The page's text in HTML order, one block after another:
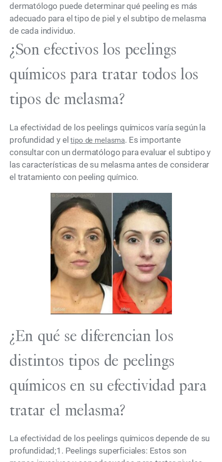
dermatólogo puede determinar qué peeling es más
adecuado para el tipo de piel y el subtipo de melasma
de cada individuo.
¿Son efectivos los peelings
químicos para tratar todos los
tipos de melasma?
La efectividad de los peelings químicos varía según la
profundidad y eltipo de melasma. Es importante
consultar con un dermatólogo para evaluar el subtipo y
las características de su melasma antes de considerar
el tratamiento con peeling químico.
¿En qué se diferencian los
distintos tipos de peelings
químicos en su efectividad para
tratar el melasma?
La efectividad de los peelings químicos depende de su
profundidad;1. Peelings superficiales: Estos son